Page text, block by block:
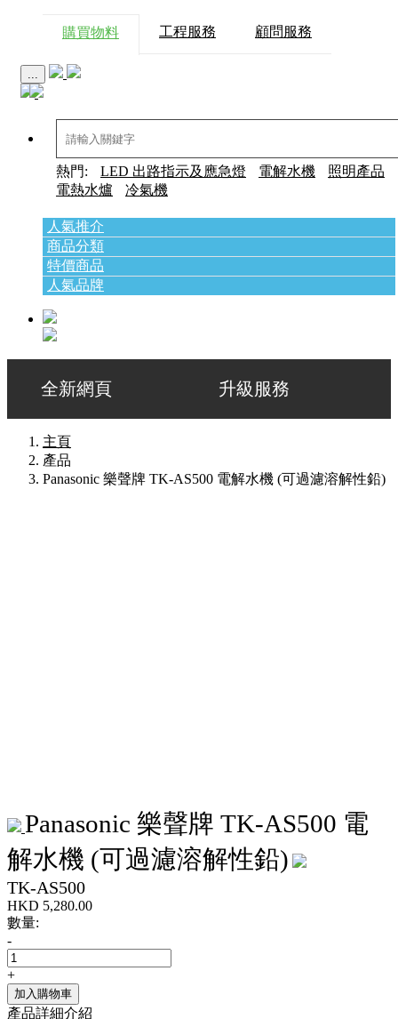
購買物料 工程服務 顧問服務
...
熱門: LED 出路指示及應急燈 電解水機
照明產品
電熱水爐
冷氣機
人氣推介
商品分類
特價商品
人氣品牌
全新網頁 升級服務
主頁
產品
Panasonic 樂聲牌 TK-AS500 電解水機 (可過濾溶解性鉛)
Panasonic 樂聲牌 TK-AS500 電
解水機 (可過濾溶解性鉛)
TK-AS500
HKD 5,280.00
數量:
-
+
加入購物車
產品詳細介紹